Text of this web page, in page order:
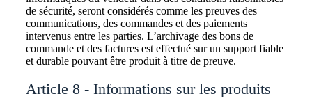
de sécurité, seront considérés comme les preuves des
communications, des commandes et des paiements
intervenus entre les parties. L’archivage des bons de
commande et des factures est effectué sur un support fiable
et durable pouvant être produit à titre de preuve.
Article 8 - Informations sur les produits